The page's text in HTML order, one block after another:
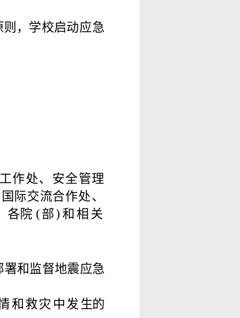
则，学校启动应急
作处、安全管理
际交流合作处、
各院 (部) 和相关
署和监督地震应急
和救灾中发 生的